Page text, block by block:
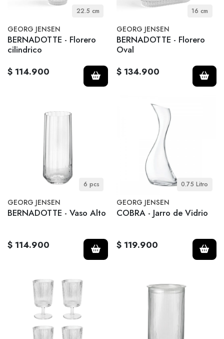
22.5 cm
GEORG JENSEN
BERNADOTTE - Florero
cilindrico
$ 114.900
16 cm
GEORG JENSEN
BERNADOTTE - Florero
Oval
$ 134.900
6 pcs
GEORG JENSEN
BERNADOTTE - Vaso Alto
$ 114.900
0.75 Litro
GEORG JENSEN
COBRA - Jarro de Vidrio
$ 119.900